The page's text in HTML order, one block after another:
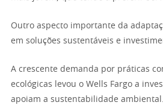
Outro aspecto importante da
em soluções sustentáveis ​​e
A crescente demanda por práticas
ecológicas levou o Wells Fargo a
apoiam a sustentabilidade ambiental.